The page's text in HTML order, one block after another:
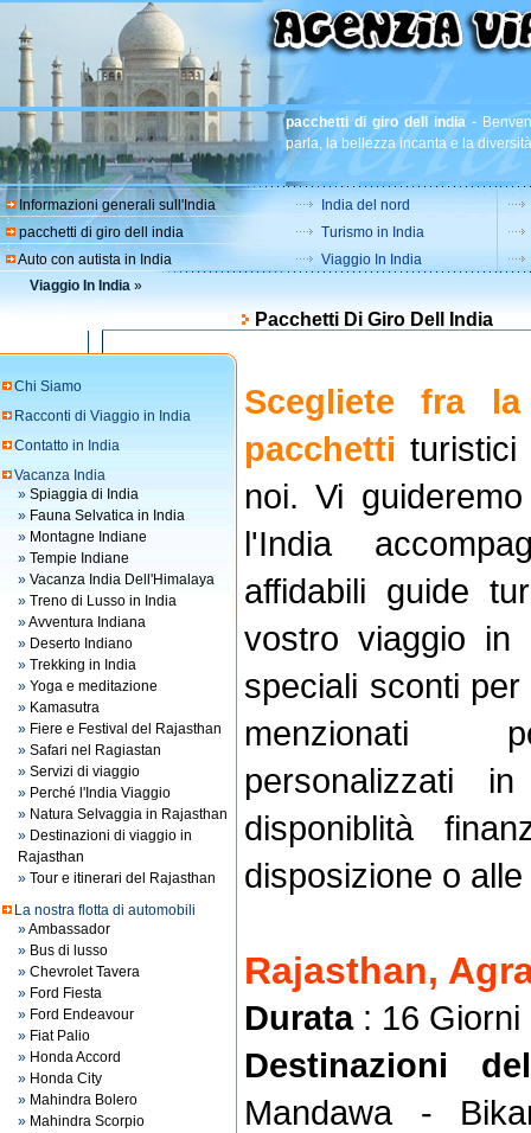
pacchetti di giro dell india -
parla, la bellezza incanta e la
Informazioni generali sull'India
pacchetti di giro dell india
Auto con autista in India
India del nord
Turismo in India
Viaggio In India
Viaggio In India »
Pacchetti Di Giro Dell India
Chi Siamo
Racconti di Viaggio in India
Contatto in India
Vacanza India
» Spiaggia di India
» Fauna Selvatica in India
» Montagne Indiane
» Tempie Indiane
» Vacanza India Dell'Himalaya
» Treno di Lusso in India
»Avventura Indiana
» Deserto Indiano
» Trekking in India
» Yoga e meditazione
» Kamasutra
» Fiere e Festival del Rajasthan
» Safari nel Ragiastan
» Servizi di viaggio
» Perché l'India Viaggio
» Natura Selvaggia in Rajasthan
» Destinazioni di viaggio in
Rajasthan
» Tour e itinerari del Rajasthan
La nostra flotta di automobili
»Ambassador
» Bus di lusso
» Chevrolet Tavera
» Ford Fiesta
» Ford Endeavour
» Fiat Palio
» Honda Accord
» Honda City
» Mahindra Bolero
» Mahindra Scorpio
Scegliete fra
pacchetti turistici
noi. Vi
l'India
affidabili guide
vostro viaggio in
speciali sconti
menzionati
personalizzati
disponiblità
disposizione o
Rajasthan,
Durata: 16 Giorni
Destinazioni
Mandawa -